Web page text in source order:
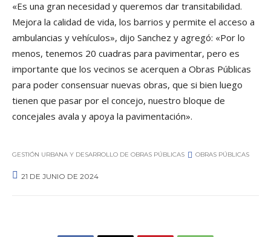
«Es una gran necesidad y queremos dar transitabilidad.
Mejora la calidad de vida, los barrios y permite el acceso a
ambulancias y vehículos», dijo Sanchez y agregó: «Por lo
menos, tenemos 20 cuadras para pavimentar, pero es
importante que los vecinos se acerquen a Obras Públicas
para poder consensuar nuevas obras, que si bien luego
tienen que pasar por el concejo, nuestro bloque de
concejales avala y apoya la pavimentación».
GESTIÓN URBANA Y DESARROLLO DE OBRAS PÚBLICAS OBRAS PÚBLICAS
21 DE JUNIO DE 2024